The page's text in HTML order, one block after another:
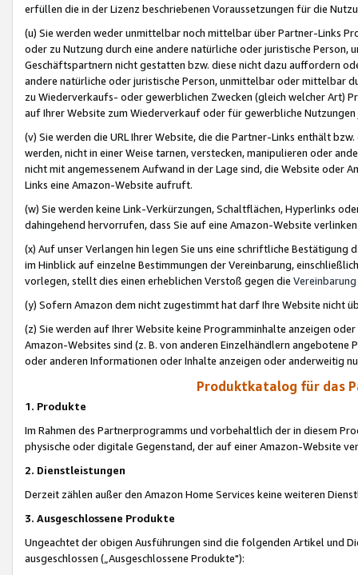
erfüllen die in der Lizenz beschriebenen Voraussetzungen für die
(u) Sie werden weder unmittelbar noch mittelbar über Partner-Links
oder zu Nutzung durch eine andere natürliche oder juristische
Geschäftspartnern nicht gestatten bzw. diese nicht dazu auffordern
andere natürliche oder juristische Person, unmittelbar oder mittelbar
zu Wiederverkaufs- oder gewerblichen Zwecken (gleich welcher Art)
auf Ihrer Website zum Wiederverkauf oder für gewerbliche
(v) Sie werden die URL Ihrer Website, die die Partner-Links enthält
werden, nicht in einer Weise tarnen, verstecken, manipulieren oder
nicht mit angemessenem Aufwand in der Lage sind, die Website oder
Links eine Amazon-Website aufruft.
(w) Sie werden keine Link-Verkürzungen, Schaltflächen, Hyperlinks
dahingehend hervorrufen, dass Sie auf eine Amazon-Website
(x) Auf unser Verlangen hin legen Sie uns eine schriftliche
im Hinblick auf einzelne Bestimmungen der Vereinbarung,
vorlegen, stellt dies einen erheblichen Verstoß gegen die Vereinbarung
(y) Sofern Amazon dem nicht zugestimmt hat darf Ihre Website nicht
(z) Sie werden auf Ihrer Website keine Programminhalte anzeigen
Amazon-Websites sind (z. B. von anderen Einzelhändlern
oder anderen Informationen oder Inhalte anzeigen oder anderweitig
Produktkatalog für das
1. Produkte
Im Rahmen des Partnerprogramms und vorbehaltlich der in diesem
physische oder digitale Gegenstand, der auf einer Amazon-Website
2. Dienstleistungen
Derzeit zählen außer den Amazon Home Services keine weiteren
3. Ausgeschlossene Produkte
Ungeachtet der obigen Ausführungen sind die folgenden Artikel und
ausgeschlossen („Ausgeschlossene Produkte"):